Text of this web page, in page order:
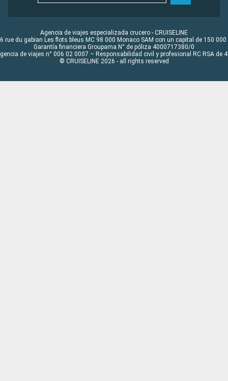
Agencia de viajes especializada crucero - CRUISELINE
rue du gabian Les flots bleus MC 98 000 Monaco SAM con un capital de 150 000
Garantía financiera Groupama N° de póliza 4000717380/0
de viajes n° 006 02 0007 – Responsabilidad civil y profesional RC RSA de
© CRUISELINE 2026 - all rights reserved